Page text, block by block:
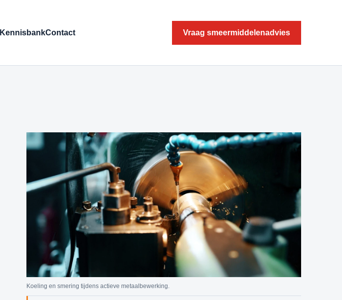
KennisbankContact Vraag smeermiddelenadvies
Koeling en smering tijdens actieve metaalbewerking.